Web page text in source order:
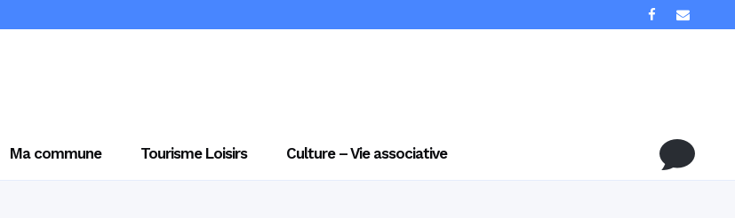
Ma commune Tourisme Loisirs Culture – Vie associative